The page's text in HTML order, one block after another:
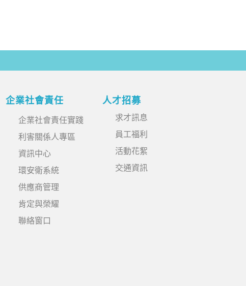
企業社會責任
企業社會責任實踐
利害關係人專區
資訊中心
環安衛系統
供應商管理
肯定與榮耀
聯絡窗口
人才招募
求才訊息
員工福利
活動花絮
交通資訊